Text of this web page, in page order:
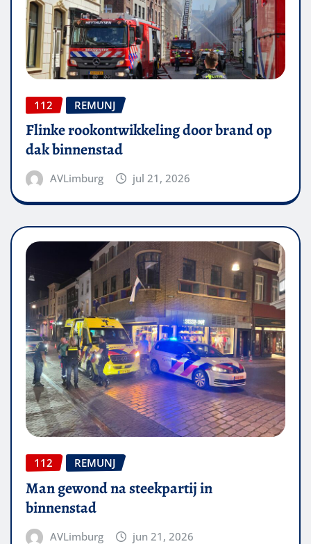
112 REMUNJ
Flinke rookontwikkeling door brand op
dak binnenstad
AVLimburg jul 21, 2026
112 REMUNJ
Man gewond na steekpartij in
binnenstad
AVLimburg jun 21, 2026